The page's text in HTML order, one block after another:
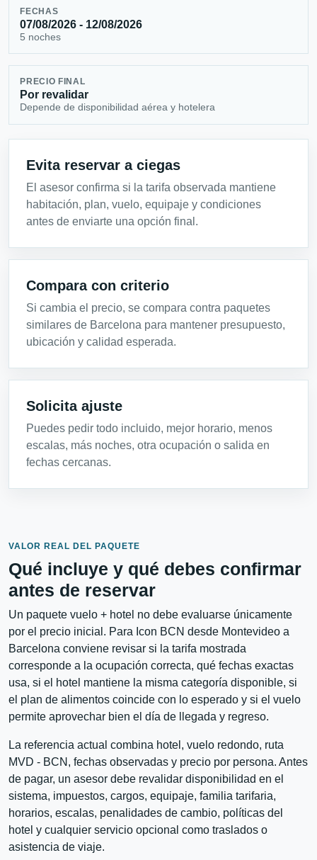
FECHAS
07/08/2026 - 12/08/2026
5 noches
PRECIO FINAL
Por revalidar
Depende de disponibilidad aérea y hotelera
Evita reservar a ciegas
El asesor confirma si la tarifa observada mantiene
habitación, plan, vuelo, equipaje y condiciones
antes de enviarte una opción final.
Compara con criterio
Si cambia el precio, se compara contra paquetes
similares de Barcelona para mantener presupuesto,
ubicación y calidad esperada.
Solicita ajuste
Puedes pedir todo incluido, mejor horario, menos
escalas, más noches, otra ocupación o salida en
fechas cercanas.
VALOR REAL DEL PAQUETE
Qué incluye y qué debes confirmar
antes de reservar
Un paquete vuelo + hotel no debe evaluarse únicamente
por el precio inicial. Para Icon BCN desde Montevideo a
Barcelona conviene revisar si la tarifa mostrada
corresponde a la ocupación correcta, qué fechas exactas
usa, si el hotel mantiene la misma categoría disponible, si
el plan de alimentos coincide con lo esperado y si el vuelo
permite aprovechar bien el día de llegada y regreso.
La referencia actual combina hotel, vuelo redondo, ruta
MVD - BCN, fechas observadas y precio por persona. Antes
de pagar, un asesor debe revalidar disponibilidad en el
sistema, impuestos, cargos, equipaje, familia tarifaria,
horarios, escalas, penalidades de cambio, políticas del
hotel y cualquier servicio opcional como traslados o
asistencia de viaje.